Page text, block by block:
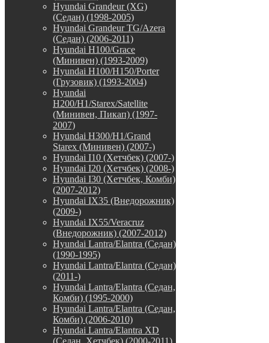
Hyundai Grandeur (XG)
(Седан) (1998-2005)
Hyundai Grandeur TG/Azera
(Седан) (2006-2011)
Hyundai H100/Grace
(Минивен) (1993-2009)
Hyundai H100/H150/Porter
(Грузовик) (1993-2004)
Hyundai
H200/H1/Starex/Satellite
(Минивен, Пикап) (1997-
2007)
Hyundai H300/H1/Grand
Starex (Минивен) (2007-)
Hyundai I10 (Хетчбек) (2007-)
Hyundai I20 (Хетчбек) (2008-)
Hyundai I30 (Хетчбек, Комби)
(2007-2012)
Hyundai IX35 (Внедорожник)
(2009-)
Hyundai IX55/Veracruz
(Внедорожник) (2007-2012)
Hyundai Lantra/Elantra (Седан)
(1990-1995)
Hyundai Lantra/Elantra (Седан)
(2011-)
Hyundai Lantra/Elantra (Седан,
Комби) (1995-2000)
Hyundai Lantra/Elantra (Седан,
Комби) (2006-2010)
Hyundai Lantra/Elantra XD
(Седан, Хетчбек) (2000-2011)